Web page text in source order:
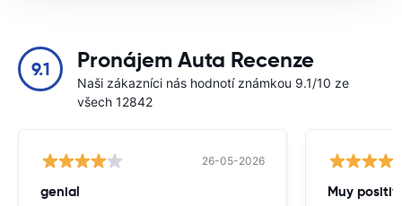
9.1 Pronájem Auta Recenze
Naši zákazníci nás hodnotí známkou 9.1/10 ze
všech 12842
26-05-2026
genial Muy